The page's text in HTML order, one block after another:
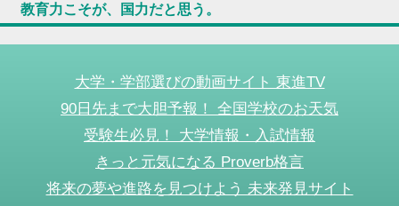
教育力こそが、国力だと思う。
大学・学部選びの動画サイト 東進TV
90日先まで大胆予報！ 全国学校のお天気
受験生必見！ 大学情報・入試情報
きっと元気になる Proverb格言
将来の夢や進路を見つけよう 未来発見サイト